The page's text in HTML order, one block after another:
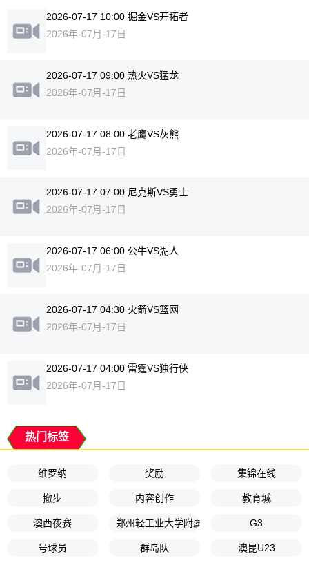
2026-07-17 10:00 掘金VS开拓者
2026年-07月-17日
2026-07-17 09:00 热火VS猛龙
2026年-07月-17日
2026-07-17 08:00 老鹰VS灰熊
2026年-07月-17日
2026-07-17 07:00 尼克斯VS勇士
2026年-07月-17日
2026-07-17 06:00 公牛VS湖人
2026年-07月-17日
2026-07-17 04:30 火箭VS篮网
2026年-07月-17日
2026-07-17 04:00 雷霆VS独行侠
2026年-07月-17日
热门标签
维罗纳 奖励 集锦在线
撤步 内容创作 教育城
澳西夜赛 郑州轻工业大学附属小学 G3
号球员 群岛队 澳昆U23